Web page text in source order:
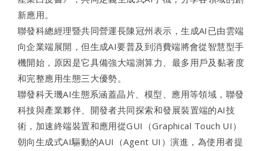
新應用。
聯發科總經理暨共同營運長陳冠州表示，生成AI已由雲端
向企業端展開，但生成AI要普及到消費端將會從智慧型手
機開始，原因是它具備強大端測算力、最多用戶及黏著度
和完整應用生態三大優勢。
聯發科天璣AI生態系涵蓋晶片、模型、應用等領域，聯發
科技與產業夥伴、開發者共同探索和發展裝置端的AI技
術，加速終端裝置和應用從GUI（Graphical Touch UI）
朝向生成式AI驅動的AUI（Agent UI）演進，為使用者提